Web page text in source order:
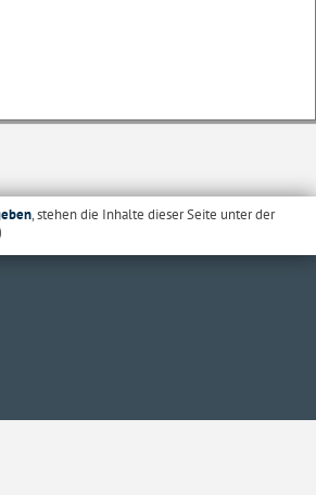
, stehen die Inhalte dieser Seite unter der